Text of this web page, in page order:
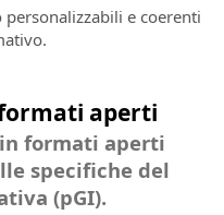
e coerenti
aperti
formati aperti
specifiche del
(pGI).